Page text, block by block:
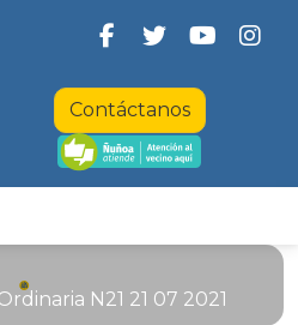
Contáctanos
N21 21 07 2021